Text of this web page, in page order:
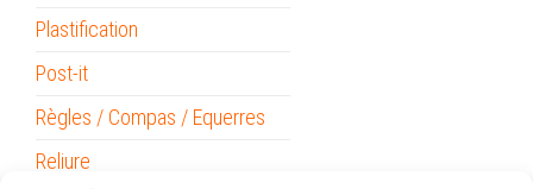
Plastification
Post-it
Règles / Compas / Equerres
Reliure